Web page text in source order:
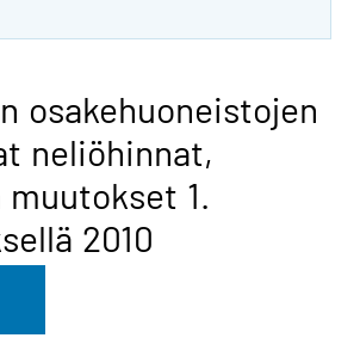
osakehuoneistojen
neliöhinnat,
1.
2010